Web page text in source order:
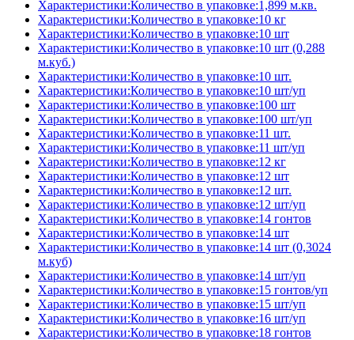
Характеристики:Количество в упаковке:1,899 м.кв.
Характеристики:Количество в упаковке:10 кг
Характеристики:Количество в упаковке:10 шт
Характеристики:Количество в упаковке:10 шт (0,288
м.куб.)
Характеристики:Количество в упаковке:10 шт.
Характеристики:Количество в упаковке:10 шт/уп
Характеристики:Количество в упаковке:100 шт
Характеристики:Количество в упаковке:100 шт/уп
Характеристики:Количество в упаковке:11 шт.
Характеристики:Количество в упаковке:11 шт/уп
Характеристики:Количество в упаковке:12 кг
Характеристики:Количество в упаковке:12 шт
Характеристики:Количество в упаковке:12 шт.
Характеристики:Количество в упаковке:12 шт/уп
Характеристики:Количество в упаковке:14 гонтов
Характеристики:Количество в упаковке:14 шт
Характеристики:Количество в упаковке:14 шт (0,3024
м.куб)
Характеристики:Количество в упаковке:14 шт/уп
Характеристики:Количество в упаковке:15 гонтов/уп
Характеристики:Количество в упаковке:15 шт/уп
Характеристики:Количество в упаковке:16 шт/уп
Характеристики:Количество в упаковке:18 гонтов